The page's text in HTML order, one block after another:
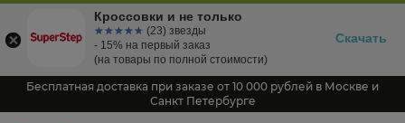
Бесплатная доставка при заказе от 10 000 рублей в Москве и
Санкт Петербурге
Кроссовки и не только
☆☆☆☆☆
★★★★★ (23) звезды
- 15% на первый заказ
(на товары по полной стоимости)
Скачать